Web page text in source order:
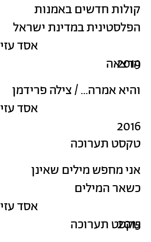
הרצאה
קולות חדשים באמנות
הפלסטינית במדינת ישראל
אסד עזי
2019
טקסט תערוכה
והיא אמרה... / צילה פרידמן
אסד עזי
2016
טקסט תערוכה
אני מחפש מילים שאינן
כשאר המילים
אסד עזי
2015